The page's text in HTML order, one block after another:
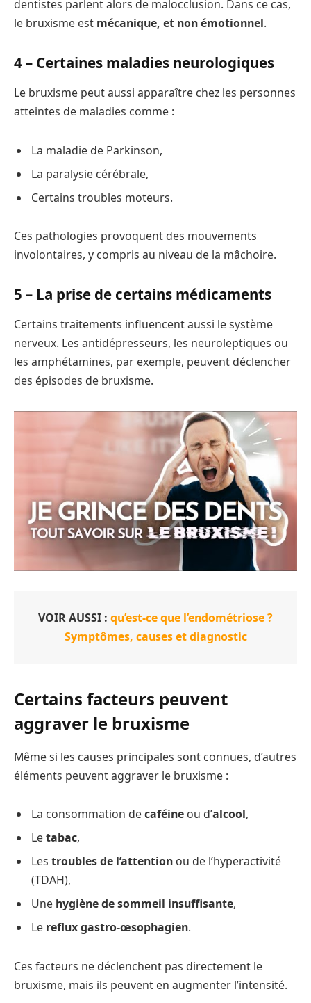
dentistes parlent alors de malocclusion. Dans ce cas,
le bruxisme est mécanique, et non émotionnel.
4 – Certaines maladies neurologiques
Le bruxisme peut aussi apparaître chez les personnes
atteintes de maladies comme :
La maladie de Parkinson,
La paralysie cérébrale,
Certains troubles moteurs.
Ces pathologies provoquent des mouvements
involontaires, y compris au niveau de la mâchoire.
5 – La prise de certains médicaments
Certains traitements influencent aussi le système
nerveux. Les antidépresseurs, les neuroleptiques ou
les amphétamines, par exemple, peuvent déclencher
des épisodes de bruxisme.
VOIR AUSSI : qu’est-ce que l’endométriose ?
Symptômes, causes et diagnostic
Certains facteurs peuvent
aggraver le bruxisme
Même si les causes principales sont connues, d’autres
éléments peuvent aggraver le bruxisme :
La consommation decaféine ou d’alcool,
Letabac,
Les troubles de l’attention ou de l’hyperactivité
(TDAH),
Une hygiène de sommeil insuffisante,
Le reflux gastro-œsophagien.
Ces facteurs ne déclenchent pas directement le
bruxisme, mais ils peuvent en augmenter l’intensité.